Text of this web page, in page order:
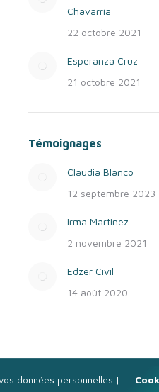
Chavarría
22 octobre 2021
Esperanza Cruz
21 octobre 2021
Témoignages
Claudia Blanco
12 septembre 2023
Irma Martinez
2 novembre 2021
Edzer Civil
14 août 2020
données personnelles |